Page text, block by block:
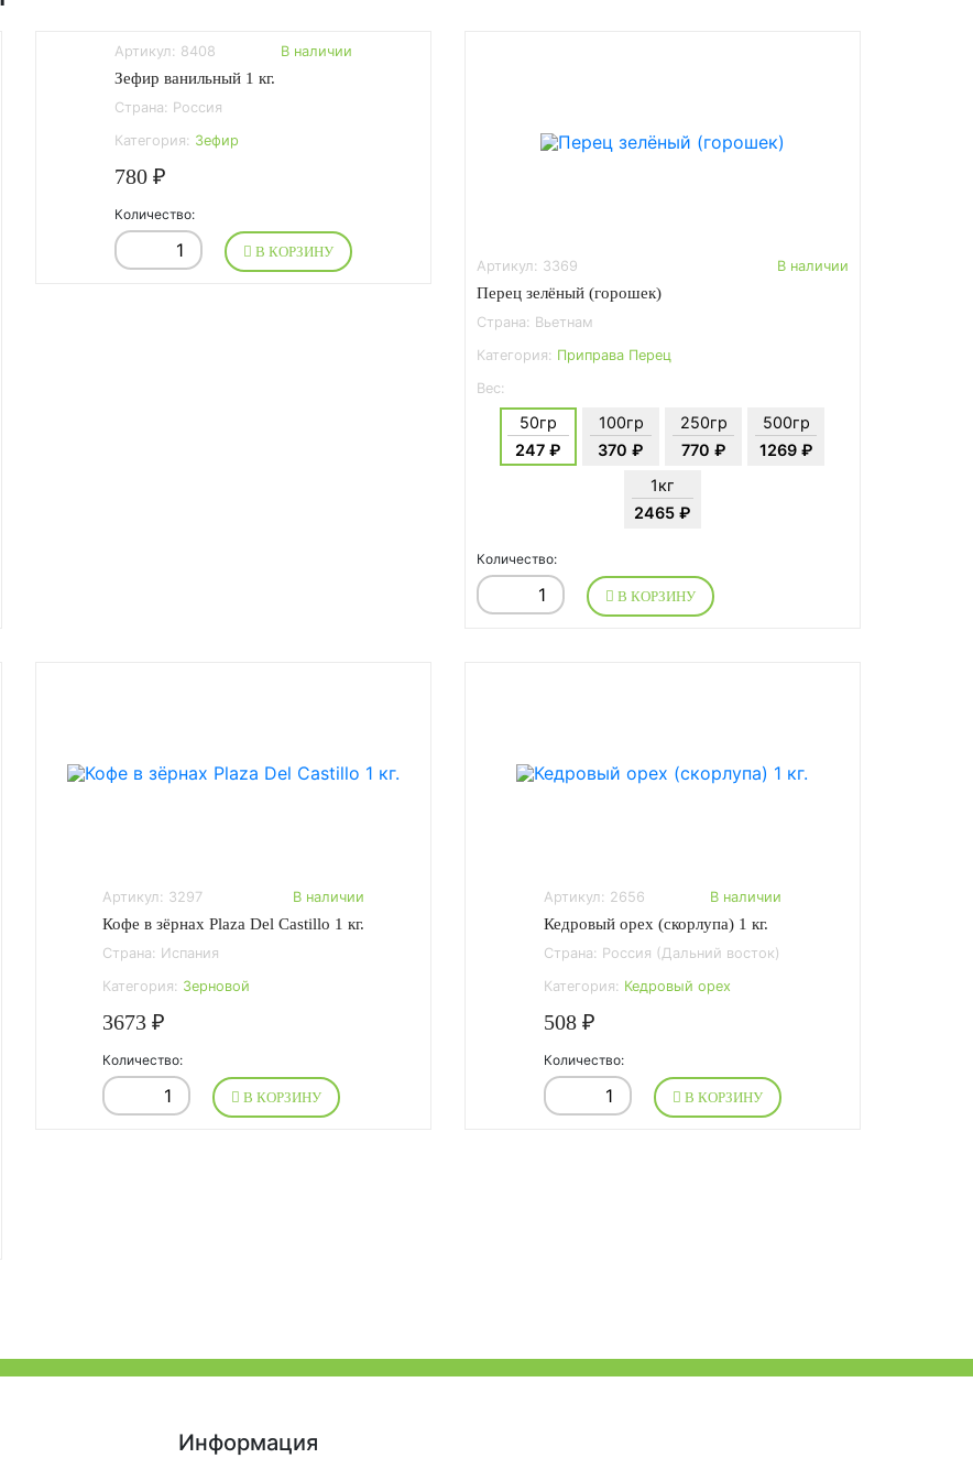
Артикул: 8408 В наличии
Зефир ванильный 1 кг.
Страна: Россия
Категория: Зефир
780 ₽
Количество:
В КОРЗИНУ
Артикул: 3369
В наличии
Перец зелёный (горошек)
Страна: Вьетнам
Категория: Приправа Перец
Вес:
50гр
247 ₽
100гр
370 ₽
250гр
770 ₽
500гр
1269 ₽
1кг
2465 ₽
Количество:
В КОРЗИНУ
Артикул: 3297 В наличии
Кофе в зёрнах Plaza Del Castillo 1 кг.
Страна: Испания
Категория: Зерновой
3673 ₽
Количество:
В КОРЗИНУ
Артикул: 2656 В наличии
Кедровый орех (скорлупа) 1 кг.
Страна: Россия (Дальний восток)
Категория: Кедровый орех
508 ₽
Количество:
В КОРЗИНУ
Информация